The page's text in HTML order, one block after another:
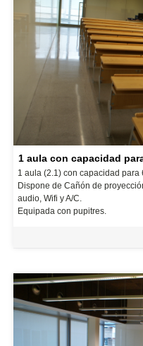
1 aula con capacidad
1 aula (2.1) con capacidad para
Dispone de Cañón de
audio, Wifi y A/C.
Equipada con pupitres.